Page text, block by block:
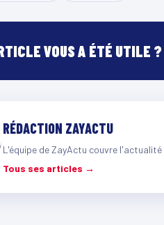
VOUS A ÉTÉ UTILE
RÉDACTION ZAYACTU
L'équipe de ZayActu couvre
Tous ses articles →